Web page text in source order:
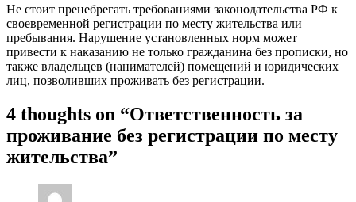
Не стоит пренебрегать требованиями законодательства РФ к
своевременной регистрации по месту жительства или
пребывания. Нарушение установленных норм может
привести к наказанию не только гражданина без прописки, но
также владельцев (нанимателей) помещений и юридических
лиц, позволивших проживать без регистрации.
4 thoughts on “Ответственность за
проживание без регистрации по месту
жительства”